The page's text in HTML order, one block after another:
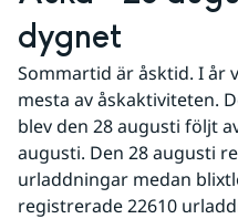
dygnet
Sommartid är åsktid. I år
mesta av åskaktiviteten.
blev den 28 augusti följt
augusti. Den 28 augusti
urladdningar medan
registrerade 22610